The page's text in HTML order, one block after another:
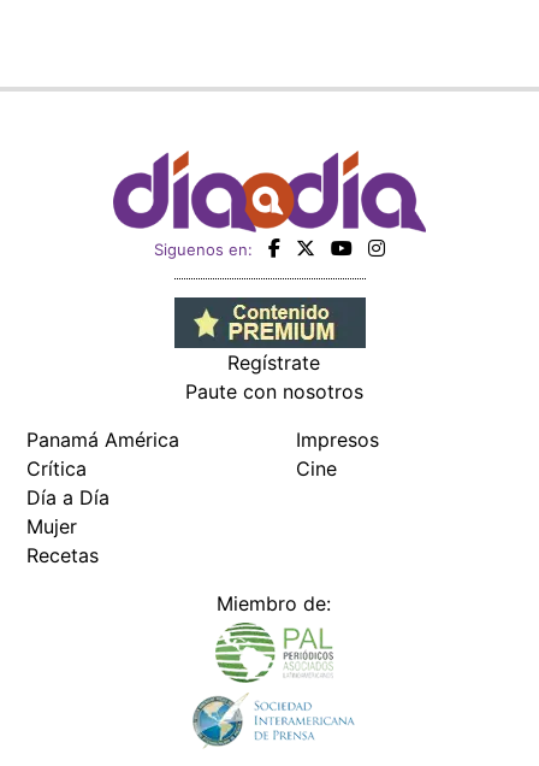
Siguenos en:
Regístrate
Paute con nosotros
Crítica
Día a Día
Mujer
Recetas
Cine